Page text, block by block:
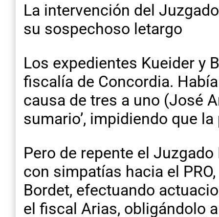
La intervención del
su sospechoso letargo
Los expedientes Kueider y
fiscalía de Concordia.
causa de tres a uno (José
sumario’, impidiendo que
Pero de repente el
con simpatías hacia el
Bordet, efectuando
el fiscal Arias, obligándolo